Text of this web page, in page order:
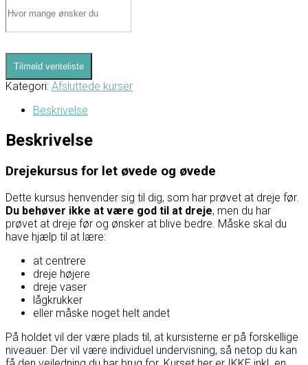
Tilmeld venteliste
Kategori: Afsluttede kurser
Beskrivelse
Beskrivelse
Drejekursus for let øvede og øvede
Dette kursus henvender sig til dig, som har prøvet at dreje før.
Du behøver ikke at være god til at dreje, men du har
prøvet at dreje før og ønsker at blive bedre. Måske skal du
have hjælp til at lære:
at centrere
dreje højere
dreje vaser
lågkrukker
eller måske noget helt andet
På holdet vil der være plads til, at kursisterne er på forskellige
niveauer. Der vil være individuel undervisning, så netop du kan